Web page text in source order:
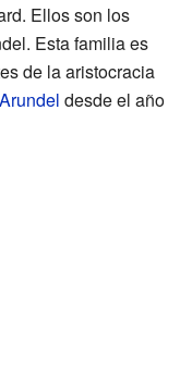
Ellos son los
Esta familia es
de la aristocracia
desde el año